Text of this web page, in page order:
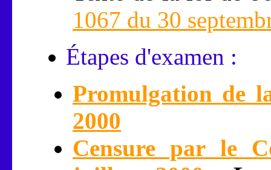
1067 du 30
Étapes d'examen :
Promulgation de
2000
Censure par le